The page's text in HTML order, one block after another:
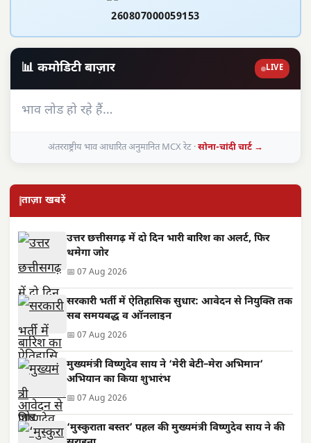
260807000059153
📊 कमोडिटी बाज़ार LIVE
भाव लोड हो रहे हैं…
अंतरराष्ट्रीय भाव आधारित अनुमानित MCX रेट ·सोना-चांदी चार्ट →
ताज़ा खबरें
उत्तर छत्तीसगढ़ में दो दिन भारी बारिश का अलर्ट, फिर
थमेगा जोर
📅 07 Aug 2026
सरकारी भर्ती में ऐतिहासिक सुधार: आवेदन से नियुक्ति तक
सब समयबद्ध व ऑनलाइन
📅 07 Aug 2026
मुख्यमंत्री विष्णुदेव साय ने ‘मेरी बेटी–मेरा अभिमान’
अभियान का किया शुभारंभ
📅 07 Aug 2026
‘मुस्कुराता बस्तर’ पहल की मुख्यमंत्री विष्णुदेव साय ने की